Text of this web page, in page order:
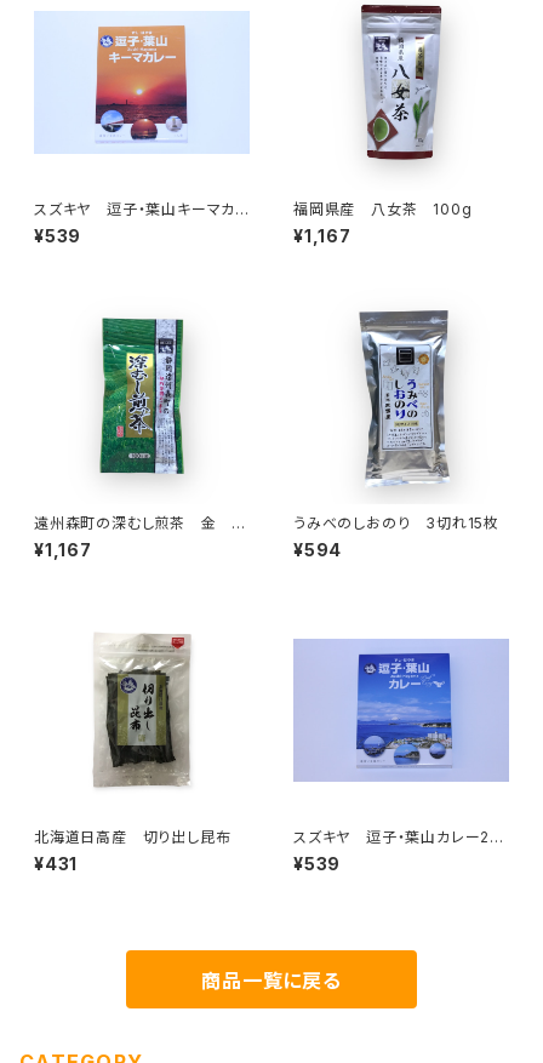
スズキヤ 逗子・葉山キーマカレ
ー180ｇ
¥539
福岡県産 八女茶 100g
¥1,167
遠州森町の深むし煎茶 金 10
0g
¥1,167
うみべのしおのり 3切れ15枚
¥594
北海道日高産 切り出し昆布
¥431
スズキヤ 逗子・葉山カレー20
0ｇ
¥539
商品一覧に戻る